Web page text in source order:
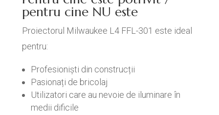
pentru cine NU este
Proiectorul Milwaukee L4 FFL-301 este ideal
pentru:
Profesioniști din construcții
Pasionați de bricolaj
Utilizatori care au nevoie de iluminare în
medii dificile